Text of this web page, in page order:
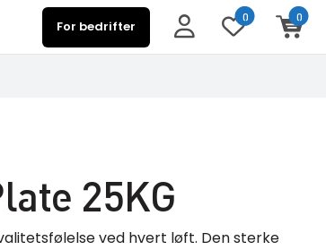
For bedrifter
0 0
25KG
ved hvert løft. Den sterke